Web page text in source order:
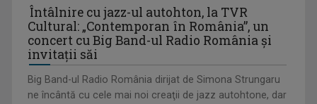
TELEȘCOALA: Limba spaniola, lecția 6, nivel A 1 / VIDEO
Întâlnire cu jazz-ul autohton, la TVR
Cultural: „Contemporan în România”, un
concert cu Big Band-ul Radio România şi
invitaţii săi
Big Band-ul Radio România dirijat de Simona Strungaru
ne încântă cu cele mai noi creaţii de jazz autohtone, dar